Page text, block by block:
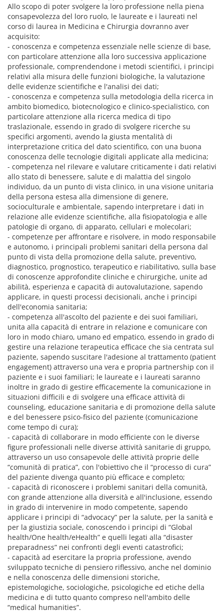
Allo scopo di poter svolgere la loro professione nella piena
consapevolezza del loro ruolo, le laureate e i laureati nel
corso di laurea in Medicina e Chirurgia dovranno aver
acquisito:
- conoscenza e competenza essenziale nelle scienze di base,
con particolare attenzione alla loro successiva applicazione
professionale, comprendendone i metodi scientifici, i principi
relativi alla misura delle funzioni biologiche, la valutazione
delle evidenze scientifiche e l'analisi dei dati;
- conoscenza e competenza sulla metodologia della ricerca in
ambito biomedico, biotecnologico e clinico-specialistico, con
particolare attenzione alla ricerca medica di tipo
traslazionale, essendo in grado di svolgere ricerche su
specifici argomenti, avendo la giusta mentalità di
interpretazione critica del dato scientifico, con una buona
conoscenza delle tecnologie digitali applicate alla medicina;
- competenza nel rilevare e valutare criticamente i dati relativi
allo stato di benessere, salute e di malattia del singolo
individuo, da un punto di vista clinico, in una visione unitaria
della persona estesa alla dimensione di genere,
socioculturale e ambientale, sapendo interpretare i dati in
relazione alle evidenze scientifiche, alla fisiopatologia e alle
patologie di organo, di apparato, cellulari e molecolari;
- competenze per affrontare e risolvere, in modo responsabile
e autonomo, i principali problemi sanitari della persona dal
punto di vista della promozione della salute, preventivo,
diagnostico, prognostico, terapeutico e riabilitativo, sulla base
di conoscenze approfondite cliniche e chirurgiche, unite ad
abilità, esperienza e capacità di autovalutazione, sapendo
applicare, in questi processi decisionali, anche i principi
dell'economia sanitaria;
- competenza all'ascolto del paziente e dei suoi familiari,
unita alla capacità di entrare in relazione e comunicare con
loro in modo chiaro, umano ed empatico, essendo in grado di
gestire una relazione terapeutica efficace che sia centrata sul
paziente, sapendo suscitare l'adesione al trattamento (patient
engagement) attraverso una vera e propria partnership con il
paziente e i suoi familiari; le laureate e i laureati saranno
inoltre in grado di gestire efficacemente la comunicazione in
situazioni difficili e di svolgere una efficace attività di
counseling, educazione sanitaria e di promozione della salute
e del benessere psico-fisico del paziente (comunicazione
come tempo di cura);
- capacità di collaborare in modo efficiente con le diverse
figure professionali nelle diverse attività sanitarie di gruppo,
attraverso un uso consapevole delle attività proprie delle
“comunità di pratica”, con l'obiettivo che il “processo di cura”
del paziente divenga quanto più efficace e completo;
- capacità di riconoscere i problemi sanitari della comunità,
con grande attenzione alla diversità e all'inclusione, essendo
in grado di intervenire in modo competente, sapendo
applicare i principi di “advocacy” per la salute, per la sanità e
per la giustizia sociale, conoscendo i principi di “Global
health/One health/eHealth” e quelli legati alla “disaster
preparadness” nei confronti degli eventi catastrofici;
- capacità ad esercitare la propria professione, avendo
sviluppato tecniche di pensiero riflessivo, anche nel dominio
e nella conoscenza delle dimensioni storiche,
epistemologiche, sociologiche, psicologiche ed etiche della
medicina e di tutto quanto compreso nell'ambito delle
“medical humanities”.